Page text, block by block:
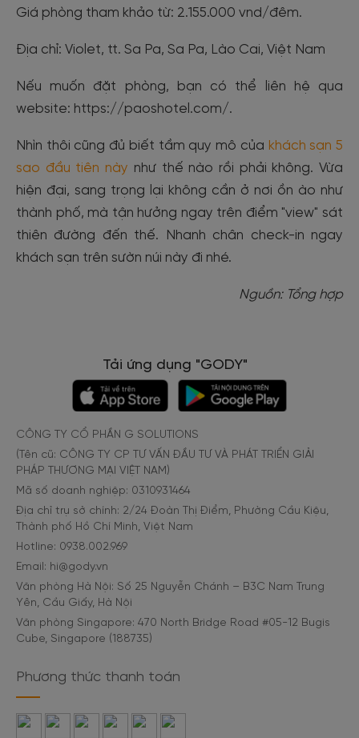
Giá phòng tham khảo từ: 2.155.000 vnd/đêm.
Địa chỉ: Violet, tt. Sa Pa, Sa Pa, Lào Cai, Việt Nam
Nếu muốn đặt phòng, bạn có thể liên hệ qua
website: https://paoshotel.com/.
Nhìn thôi cũng đủ biết tầm quy mô của khách sạn 5
sao đầu tiên này như thế nào rồi phải không. Vừa
hiện đại, sang trọng lại không cần ở nơi ồn ào như
thành phố, mà tận hưởng ngay trên điểm "view" sát
thiên đường đến thế. Nhanh chân check-in ngay
khách sạn trên sườn núi này đi nhé.
Nguồn: Tổng hợp
Tải ứng dụng "GODY"
CÔNG TY CỔ PHẦN G SOLUTIONS
(Tên cũ: CÔNG TY CP TƯ VẤN ĐẦU TƯ VÀ PHÁT TRIỂN GIẢI
PHÁP THƯƠNG MẠI VIỆT NAM)
Mã số doanh nghiệp: 0310931464
Địa chỉ trụ sở chính: 2/24 Đoàn Thị Điểm, Phường Cầu Kiệu,
Thành phố Hồ Chí Minh, Việt Nam
Hotline: 0938.002.969
Email: hi@gody.vn
Văn phòng Hà Nội: Số 25 Nguyễn Chánh – B3C Nam Trung
Yên, Cầu Giấy, Hà Nội
Văn phòng Singapore: 470 North Bridge Road #05-12 Bugis
Cube, Singapore (188735)
Phương thức thanh toán